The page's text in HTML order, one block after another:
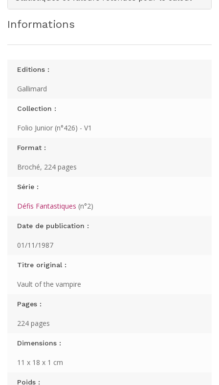
Informations
Editions :
Gallimard
Collection :
Folio Junior (n°426) - V1
Format :
Broché, 224 pages
Série :
Défis Fantastiques (n°2)
Date de publication :
01/11/1987
Titre original :
Vault of the vampire
Pages :
224 pages
Dimensions :
11 x 18 x 1 cm
Poids :